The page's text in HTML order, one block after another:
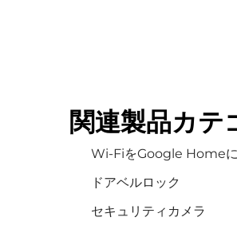
関連製品カテ
Wi-FiをGoogle Home
ドアベルロック
セキュリティカメラ